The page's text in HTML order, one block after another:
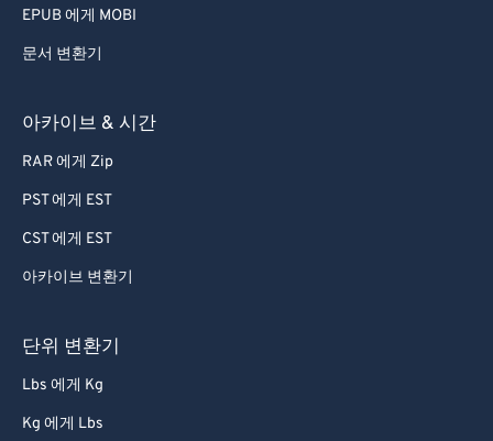
EPUB 에게 MOBI
문서 변환기
아카이브 & 시간
RAR 에게 Zip
PST 에게 EST
CST 에게 EST
아카이브 변환기
단위 변환기
Lbs 에게 Kg
Kg 에게 Lbs